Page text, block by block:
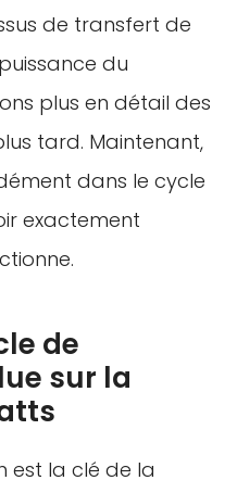
de transfert de
du
plus en détail des
tard. Maintenant,
dans le cycle
exactement
de
sur la
est la clé de la